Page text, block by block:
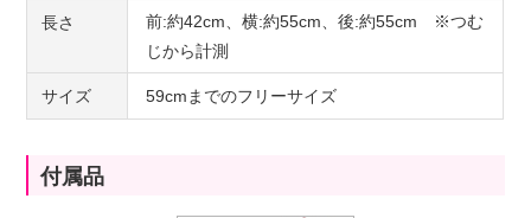
長さ
前:約42cm、横:約55cm、後:約55cm ※つむ
じから計測
サイズ 59cmまでのフリーサイズ
付属品